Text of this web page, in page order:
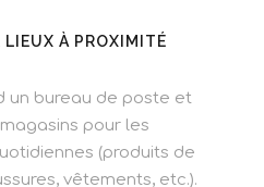
À PROXIMITÉ
un bureau de poste et
pour les
(produits de
vêtements, etc.).